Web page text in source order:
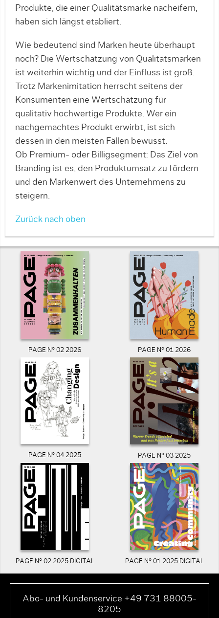
Produkte, die einer Qualitätsmarke nacheifern,
haben sich längst etabliert.
Wie bedeutend sind Marken heute überhaupt
noch? Die Wertschätzung von Qualitätsmarken
ist weiterhin wichtig und der Einfluss ist groß.
Trotz Markenimitation herrscht seitens der
Konsumenten eine Wertschätzung für
qualitativ hochwertige Produkte. Wer ein
nachgemachtes Produkt erwirbt, ist sich
dessen in den meisten Fällen bewusst.
Ob Premium- oder Billigsegment: Das Ziel von
Branding ist es, den Produktumsatz zu fördern
und den Markenwert des Unternehmens zu
steigern.
Zurück nach oben
PAGE N° 02 2026 PAGE N° 01 2026
PAGE N° 04 2025 PAGE N° 03 2025
PAGE N° 02 2025 DIGITAL PAGE N° 01 2025 DIGITAL
Abo- und Kundenservice +49 731 88005-
8205